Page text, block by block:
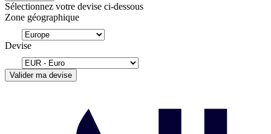
Sélectionnez votre devise ci-dessous
Zone géographique
Devise
Valider ma devise